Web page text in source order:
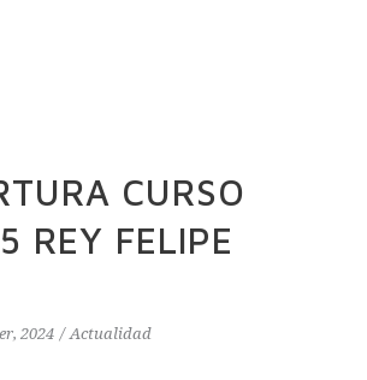
CURSO
REY FELIPE
2024 Actualidad